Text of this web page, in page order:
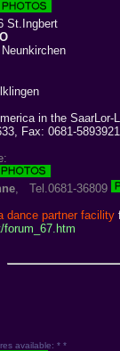
St.Ingbert
in the SaarLor-
Fax: 0681-
, Tel.0681-36809
dance partner facility
available: * *